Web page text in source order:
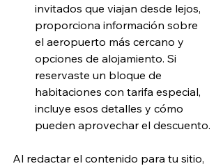
invitados que viajan desde lejos,
proporciona información sobre
el aeropuerto más cercano y
opciones de alojamiento. Si
reservaste un bloque de
habitaciones con tarifa especial,
incluye esos detalles y cómo
pueden aprovechar el descuento.
Al redactar el contenido para tu sitio,